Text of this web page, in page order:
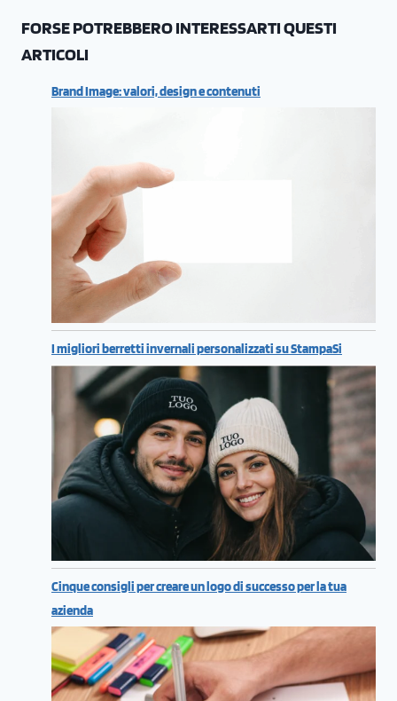
FORSE POTREBBERO INTERESSARTI QUESTI
ARTICOLI
Brand Image: valori, design e contenuti
I migliori berretti invernali personalizzati su StampaSi
Cinque consigli per creare un logo di successo per la tua
azienda